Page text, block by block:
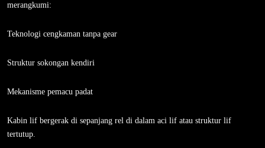
merangkumi:
Teknologi cengkaman tanpa gear
Struktur sokongan kendiri
Mekanisme pemacu padat
Kabin lif bergerak di sepanjang rel di dalam aci lif atau struktur lif
tertutup.